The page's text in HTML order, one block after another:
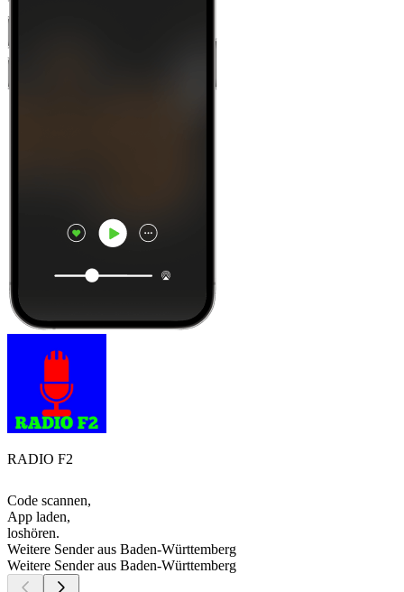
RADIO F2
Code scannen,
App laden,
loshören.
Weitere Sender aus Baden-Württemberg
Weitere Sender aus Baden-Württemberg